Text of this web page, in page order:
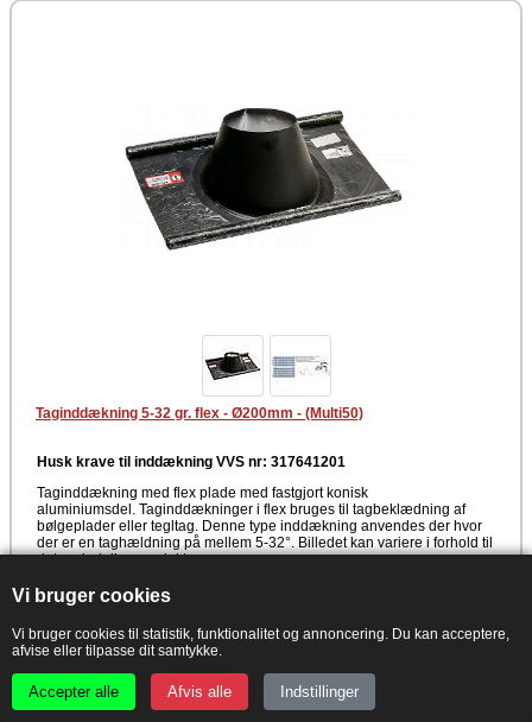
Vi bruger cookies
Vi bruger cookies til statistik, funktionalitet og annoncering. Du kan acceptere,
afvise eller tilpasse dit samtykke.
Accepter alle Afvis alle Indstillinger
Taginddækning 5-32 gr. flex - Ø200mm - (Multi50)
Husk krave til inddækning VVS nr: 317641201
Taginddækning med flex plade med fastgjort konisk
aluminiumsdel. Taginddækninger i flex bruges til tagbeklædning af
bølgeplader eller tegltag. Denne type inddækning anvendes der hvor
der er en taghældning på mellem 5-32°. Billedet kan variere i forhold til
det oprindelige produkt.
Data
Diameter: 200
Grader: 5-32°
Farve
Link til Kierulff